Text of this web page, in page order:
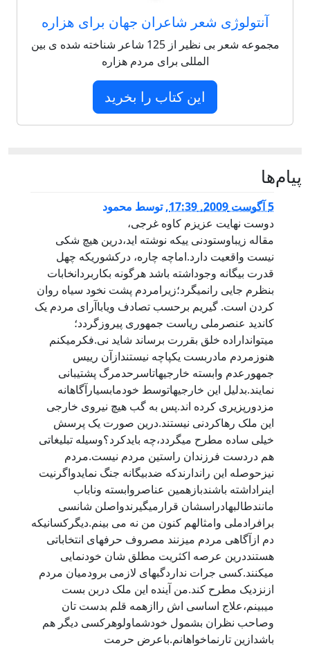
آنتولوژی شعر شاعران جهان برای هزاره
مجموعه شعر بی نظیر از 125 شاعر شناخته شده ی بین
المللی برای مردم هزاره
این کتاب را بخرید
پيام‌ها
5 آگوست 2009, 17:39 ,توسط محمود
دوست نهایت عزیزم کاوه غرجی،
مقاله زیباوستودنی ییکه نوشته اید،درین هیچ شکی
نیست واقعیت دارد.اماچه چاره، درکشوریکه چهل
قدرت بیگانه وجوداشته باشد هرگونه بکاربردانخابات
بنظرم جایی رانمیگرد؛زیرامردم پشت نخود سیاه روان
کردن است. گیریم برحسب تصادف ویاباآرای مردم یک
کاندید عنصرملی ریاست جمهوری پیروزگردد؛
میتوانداراده خلق بقررت برساند شاید نی.فکرمیکنم
هنوزمردم مادربست یکپاچه نیستندازآن رییس
جمهورعدم وابسته خارجیهاتاسرحدمرگ پشتیبانی
نمایند.بدلیل این خارجیهاتوسط خودمابسیارآگاهانه
مزدورپزیری کرده اند.پس به گب هیچ نیروی خارجی
این ملک رهاکردنی نیستند.درین صورت یک پرسش
خیلی ساده مطرح میگردد،چه بایدکرد؟وسیله تبلیغاتی
هم دردست فرزندان راستین مردم نیست.مردم
نیزحوصله این راندارندکه ضدبیگانه جنگ نمایدواگرنیت
اینراداشته باشندبازهمین عناصروابسته وناباب
مانندطالبهادراسشان قرارمیگیرندواصلن شانسی
برافرادملی وامثالهم کنون من نه می بینم.دیگرکسانیکه
دم ازآگاهی مردم میزنند مصروف حرفهای انتخاباتی
هستنددرین عرصه اکثریت مطلق شان خودنمایی
میکنند.کسی جرات نداردگبهای لازمی برودمیان مردم
ازنزدیک مطرح کند.من آینده این ملک دربن بست
میبینم،علاج اساسی اش راازهمه قلم بدست تان
وصاحب نظران بشمول خودشماولوهرکسی دیگر هم
باشدازین تارنماخواهانم.باعرض حرمت